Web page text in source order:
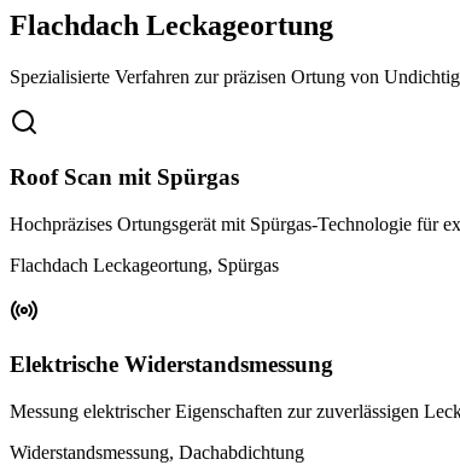
Flachdach Leckageortung
Spezialisierte Verfahren zur präzisen Ortung von
Roof Scan mit Spürgas
Hochpräzises Ortungsgerät mit Spürgas-Technologie für
Flachdach Leckageortung, Spürgas
Elektrische Widerstandsmessung
Messung elektrischer Eigenschaften zur zuverlässigen
Widerstandsmessung, Dachabdichtung